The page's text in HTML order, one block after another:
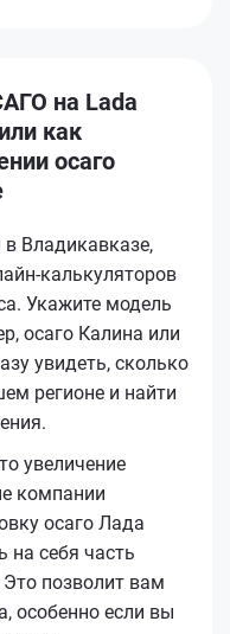
на Lada
как
осаго
Владикавказе,
калькуляторов
Укажите модель
осаго Калина или
увидеть, сколько
регионе и найти
увеличение
компании
осаго Лада
на себя часть
позволит вам
особенно если вы